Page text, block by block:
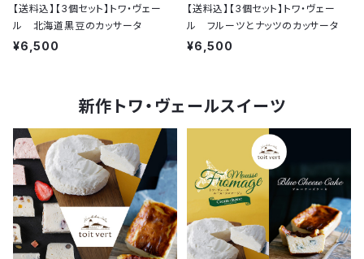
【送料込】【3個セット】トワ・ヴェー
ル 北海道黒豆のカッサータ
¥6,500
【送料込】【3個セット】トワ・ヴェー
ル フルーツとナッツのカッサータ
¥6,500
新作トワ・ヴェールスイーツ